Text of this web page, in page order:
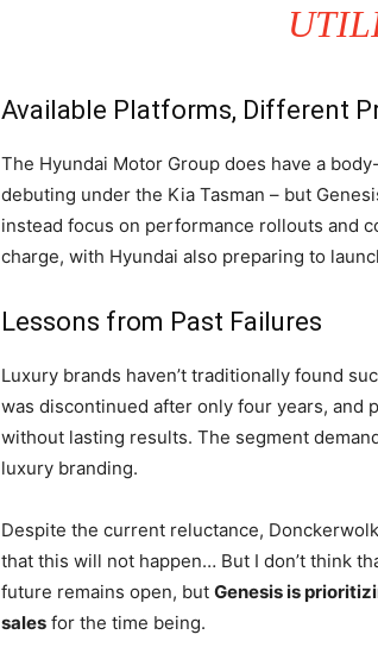
Available Platforms, Different
The Hyundai Motor Group does have a
debuting under the Kia Tasman – but
instead focus on performance rollouts and
charge, with Hyundai also preparing to
Lessons from Past Failures
Luxury brands haven’t traditionally found
was discontinued after only four years, and
without lasting results. The segment
luxury branding.
Despite the current reluctance,
that this will not happen… But I don’t think
future remains open, but Genesis is
sales for the time being.